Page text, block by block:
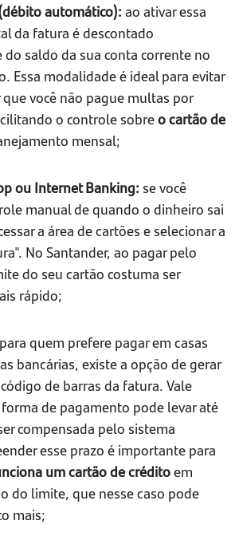
automático): ao ativar essa
da fatura é descontado
saldo da sua conta corrente no
Essa modalidade é ideal para evitar
você não pague multas por
o controle sobreo cartão de
mensal;
ou Internet Banking: se você
manual de quando o dinheiro sai
a área de cartões e selecionar a
No Santander, ao pagar pelo
do seu cartão costuma ser
rápido;
para quem prefere pagar em casas
bancárias, existe a opção de gerar
de barras da fatura. Vale
de pagamento pode levar até
compensada pelo sistema
esse prazo é importante para
um cartão de créditoem
do limite, que nesse caso pode
mais;